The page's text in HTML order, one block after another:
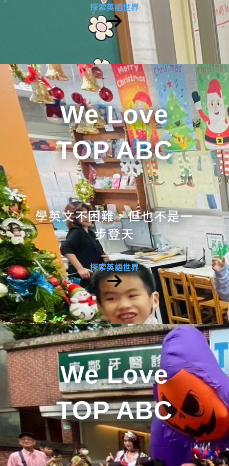
探索英語世界
We Love
TOP ABC
學英文不困難，但也不是一
步登天
探索英語世界
We Love
TOP ABC